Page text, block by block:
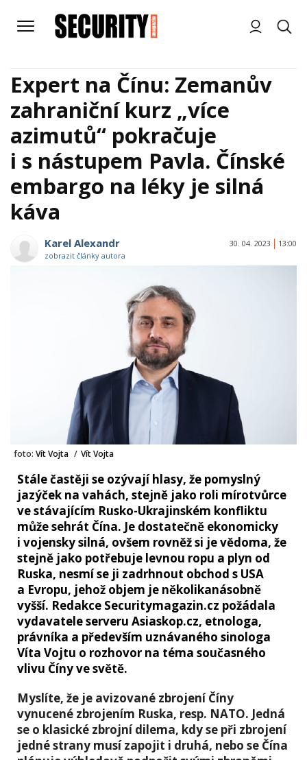
Expert na Čínu: Zemanův
zahraniční kurz „více
azimutů“ pokračuje
i s nástupem Pavla. Čínské
embargo na léky je silná
káva
Karel Alexandr
zobrazit články autora
30. 04. 2023 13:00
foto: Vít Vojta / Vít Vojta
Stále častěji se ozývají hlasy, že pomyslný
jazýček na vahách, stejně jako roli mírotvůrce
ve stávajícím Rusko-Ukrajinském konfliktu
může sehrát Čína. Je dostatečně ekonomicky
i vojensky silná, ovšem rovněž si je vědoma, že
stejně jako potřebuje levnou ropu a plyn od
Ruska, nesmí se ji zadrhnout obchod s USA
a Evropu, jehož objem je několikanásobně
vyšší. Redakce Securitymagazin.cz požádala
vydavatele serveru Asiaskop.cz, etnologa,
právníka a především uznávaného sinologa
Víta Vojtu o rozhovor na téma současného
vlivu Číny ve světě.
Myslíte, že je avizované zbrojení Číny
vynucené zbrojením Ruska, resp. NATO. Jedná
se o klasické zbrojní dilema, kdy se při zbrojení
jedné strany musí zapojit i druhá, nebo se Čína